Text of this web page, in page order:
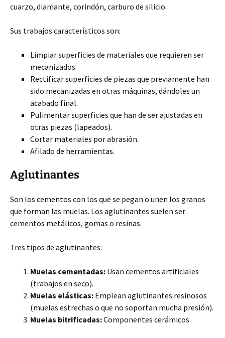
cuarzo, diamante, corindón, carburo de silicio.
Sus trabajos característicos son:
Limpiar superficies de materiales que requieren ser
mecanizados.
Rectificar superficies de piezas que previamente han
sido mecanizadas en otras máquinas, dándoles un
acabado final.
Pulimentar superficies que han de ser ajustadas en
otras piezas (lapeados).
Cortar materiales por abrasión.
Afilado de herramientas.
Aglutinantes
Son los cementos con los que se pegan o unen los granos
que forman las muelas. Los aglutinantes suelen ser
cementos metálicos, gomas o resinas.
Tres tipos de aglutinantes:
Muelas cementadas: Usan cementos artificiales
(trabajos en seco).
Muelas elásticas: Emplean aglutinantes resinosos
(muelas estrechas o que no soportan mucha presión).
Muelas bitrificadas:Componentes cerámicos.